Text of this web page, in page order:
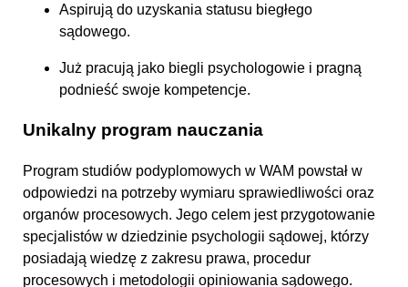
Aspirują do uzyskania statusu biegłego
sądowego.
Już pracują jako biegli psychologowie i pragną
podnieść swoje kompetencje.
Unikalny program nauczania
Program studiów podyplomowych w WAM powstał w
odpowiedzi na potrzeby wymiaru sprawiedliwości oraz
organów procesowych. Jego celem jest przygotowanie
specjalistów w dziedzinie psychologii sądowej, którzy
posiadają wiedzę z zakresu prawa, procedur
procesowych i metodologii opiniowania sądowego.